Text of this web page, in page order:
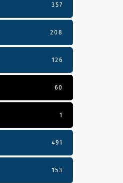
357
208
126
60
1
491
153